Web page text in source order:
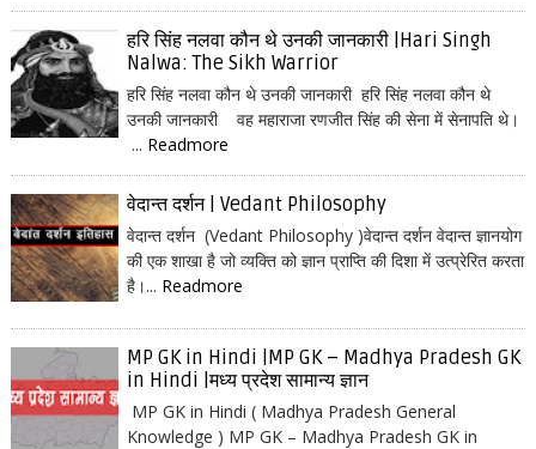
हरि सिंह नलवा कौन थे उनकी जानकारी |Hari Singh
Nalwa: The Sikh Warrior
हरि सिंह नलवा कौन थे उनकी जानकारी हरि सिंह नलवा कौन थे
उनकी जानकारी वह महाराजा रणजीत सिंह की सेना में सेनापति थे।
... Readmore
वेदान्त दर्शन | Vedant Philosophy
वेदान्त दर्शन (Vedant Philosophy )वेदान्त दर्शन वेदान्त ज्ञानयोग
की एक शाखा है जो व्यक्ति को ज्ञान प्राप्ति की दिशा में उत्प्रेरित करता
है।... Readmore
MP GK in Hindi |MP GK – Madhya Pradesh GK
in Hindi |मध्य प्रदेश सामान्य ज्ञान
MP GK in Hindi ( Madhya Pradesh General
Knowledge ) MP GK – Madhya Pradesh GK in